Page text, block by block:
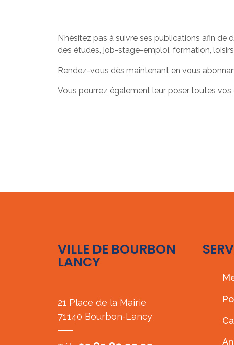
N’hésitez pas à suivre ses publications afin
des études, job-stage-emploi, formation,
Rendez-vous dès maintenant en vous
Vous pourrez également leur poser toutes vos
VILLE DE BOURBON
LANCY
21 Place de la Mairie
71140 Bourbon-Lancy